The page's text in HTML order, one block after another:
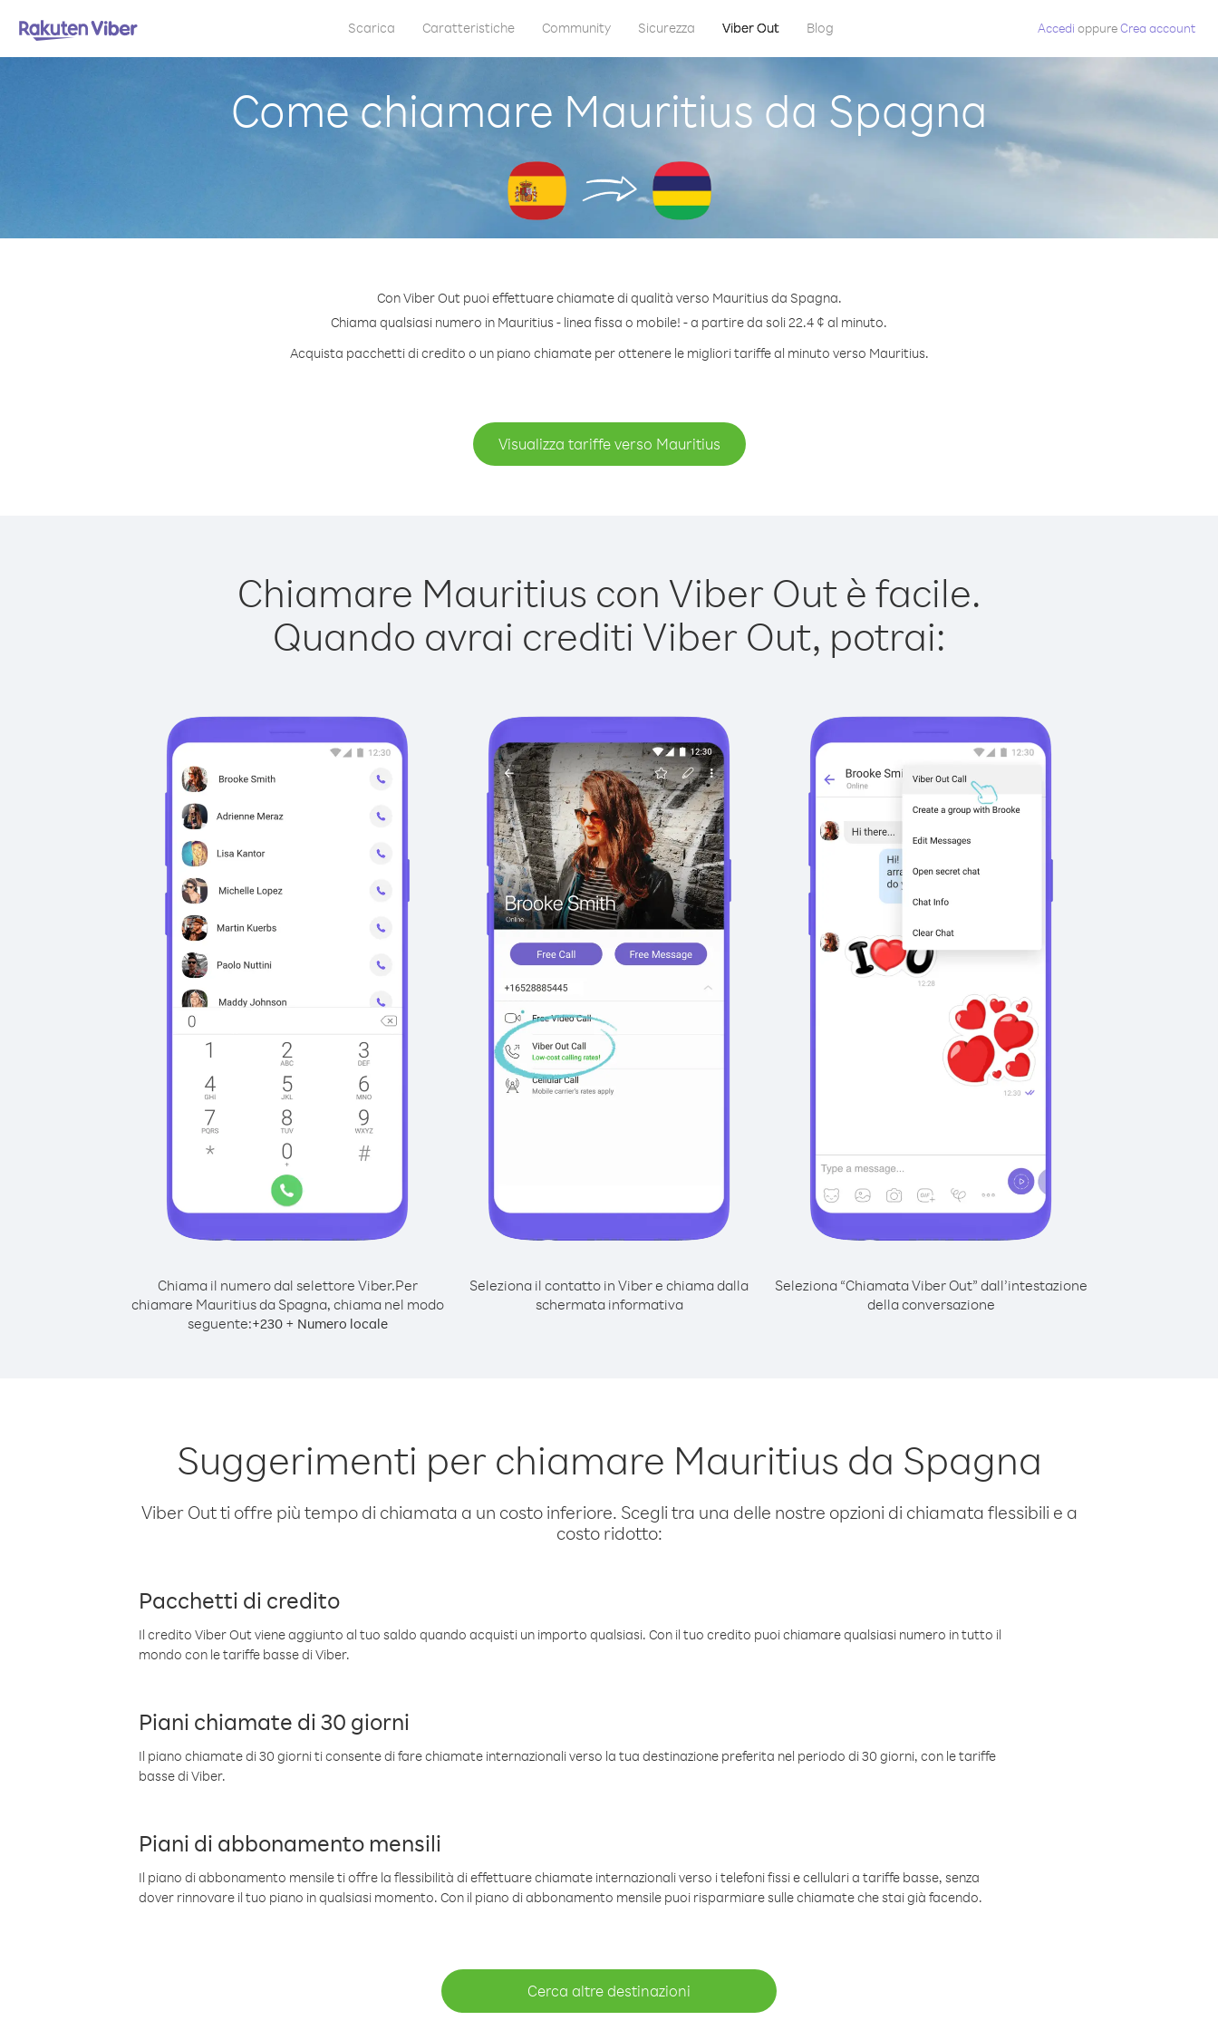
Scarica Caratteristiche Community Sicurezza Viber Out Blog Accedi oppureCrea account
Come chiamare Mauritius da Spagna
Con Viber Out puoi effettuare chiamate di qualità verso Mauritius da Spagna.
Chiama qualsiasi numero in Mauritius - linea fissa o mobile! - a partire da soli 22.4 ¢ al minuto.
Acquista pacchetti di credito o un piano chiamate per ottenere le migliori tariffe al minuto verso Mauritius.
Visualizza tariffe verso Mauritius
Chiamare Mauritius con Viber Out è facile.
Quando avrai crediti Viber Out, potrai:
Chiama il numero dal selettore Viber.Per
chiamare Mauritius da Spagna, chiama nel modo
seguente:+230+ Numero locale
Seleziona il contatto in Viber e chiama dalla
schermata informativa
Seleziona “Chiamata Viber Out” dall’intestazione
della conversazione
Suggerimenti per chiamare Mauritius da Spagna
Viber Out ti offre più tempo di chiamata a un costo inferiore. Scegli tra una delle nostre opzioni di chiamata flessibili e a
costo ridotto:
Pacchetti di credito
Il credito Viber Out viene aggiunto al tuo saldo quando acquisti un importo qualsiasi. Con il tuo credito puoi chiamare qualsiasi numero in tutto il
mondo con le tariffe basse di Viber.
Piani chiamate di 30 giorni
Il piano chiamate di 30 giorni ti consente di fare chiamate internazionali verso la tua destinazione preferita nel periodo di 30 giorni, con le tariffe
basse di Viber.
Piani di abbonamento mensili
Il piano di abbonamento mensile ti offre la flessibilità di effettuare chiamate internazionali verso i telefoni fissi e cellulari a tariffe basse, senza
dover rinnovare il tuo piano in qualsiasi momento. Con il piano di abbonamento mensile puoi risparmiare sulle chiamate che stai già facendo.
Cerca altre destinazioni